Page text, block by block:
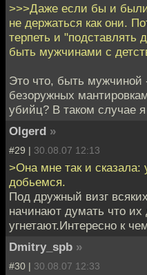
>>>Даже если бы и
не держаться как они.
терпеть и "подставлять
быть мужчинами с
Это что, быть мужчиной
безоружных
убийц? В таком случае
Olgerd »
#29 | 30.08.07 12:13
>Она мне так и
добьемся.
Под дружный визг
начинают думать что их
угнетают.Интересно к
Dmitry_spb »
#30 | 30.08.07 12:33